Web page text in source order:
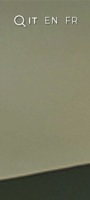
IT EN FR